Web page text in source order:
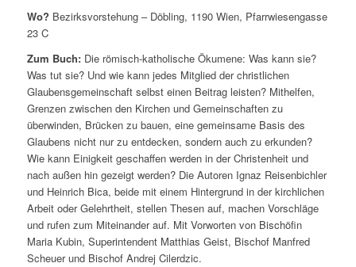
Wo? Bezirksvorstehung – Döbling, 1190 Wien, Pfarrwiesengasse
23 C
Zum Buch:Die römisch-katholische Ökumene: Was kann sie?
Was tut sie? Und wie kann jedes Mitglied der christlichen
Glaubensgemeinschaft selbst einen Beitrag leisten? Mithelfen,
Grenzen zwischen den Kirchen und Gemeinschaften zu
überwinden, Brücken zu bauen, eine gemeinsame Basis des
Glaubens nicht nur zu entdecken, sondern auch zu erkunden?
Wie kann Einigkeit geschaffen werden in der Christenheit und
nach außen hin gezeigt werden? Die Autoren Ignaz Reisenbichler
und Heinrich Bica, beide mit einem Hintergrund in der kirchlichen
Arbeit oder Gelehrtheit, stellen Thesen auf, machen Vorschläge
und rufen zum Miteinander auf. Mit Vorworten von Bischöfin
Maria Kubin, Superintendent Matthias Geist, Bischof Manfred
Scheuer und Bischof Andrej Cilerdzic.